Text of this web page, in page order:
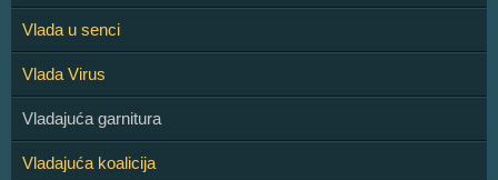
Vlada u senci
Vlada Virus
Vladajuća garnitura
Vladajuća koalicija